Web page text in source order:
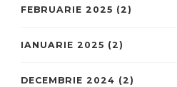
FEBRUARIE 2025 (2)
IANUARIE 2025 (2)
DECEMBRIE 2024 (2)